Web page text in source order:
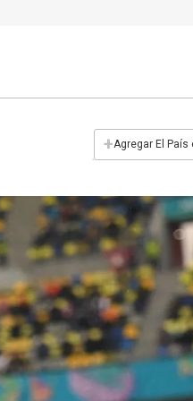
+Agregar El País